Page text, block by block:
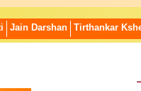
Jain Darshan Tirthankar